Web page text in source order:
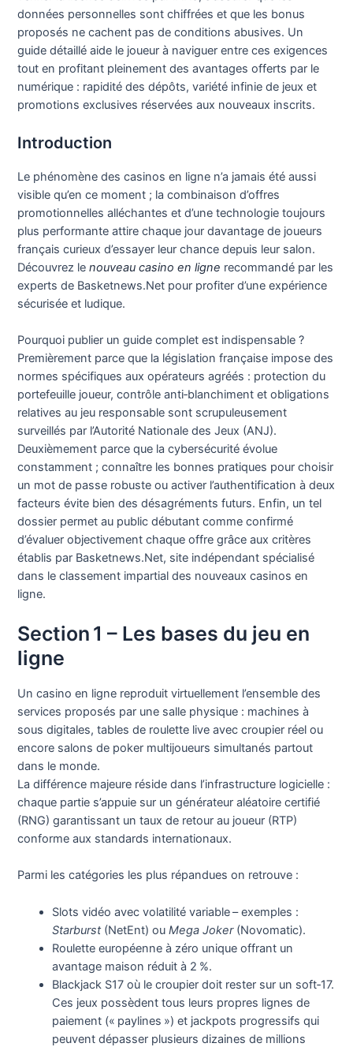
données personnelles sont chiffrées et que les bonus
proposés ne cachent pas de conditions abusives. Un
guide détaillé aide le joueur à naviguer entre ces exigences
tout en profitant pleinement des avantages offerts par le
numérique : rapidité des dépôts, variété infinie de jeux et
promotions exclusives réservées aux nouveaux inscrits.
Introduction
Le phénomène des casinos en ligne n’a jamais été aussi
visible qu’en ce moment ; la combinaison d’offres
promotionnelles alléchantes et d’une technologie toujours
plus performante attire chaque jour davantage de joueurs
français curieux d’essayer leur chance depuis leur salon.
Découvrez lenouveau casino en ligne recommandé par les
experts de Basketnews.Net pour profiter d’une expérience
sécurisée et ludique.
Pourquoi publier un guide complet est indispensable ?
Premièrement parce que la législation française impose des
normes spécifiques aux opérateurs agréés : protection du
portefeuille joueur, contrôle anti‑blanchiment et obligations
relatives au jeu responsable sont scrupuleusement
surveillés par l’Autorité Nationale des Jeux (ANJ).
Deuxièmement parce que la cybersécurité évolue
constamment ; connaître les bonnes pratiques pour choisir
un mot de passe robuste ou activer l’authentification à deux
facteurs évite bien des désagréments futurs. Enfin, un tel
dossier permet au public débutant comme confirmé
d’évaluer objectivement chaque offre grâce aux critères
établis par Basketnews.Net, site indépendant spécialisé
dans le classement impartial des nouveaux casinos en
ligne.
Section 1 – Les bases du jeu en
ligne
Un casino en ligne reproduit virtuellement l’ensemble des
services proposés par une salle physique : machines à
sous digitales, tables de roulette live avec croupier réel ou
encore salons de poker multijoueurs simultanés partout
dans le monde.
La différence majeure réside dans l’infrastructure logicielle :
chaque partie s’appuie sur un générateur aléatoire certifié
(RNG) garantissant un taux de retour au joueur (RTP)
conforme aux standards internationaux.
Parmi les catégories les plus répandues on retrouve :
Slots vidéo avec volatilité variable – exemples :
Starburst(NetEnt) ouMega Joker(Novomatic).
Roulette européenne à zéro unique offrant un
avantage maison réduit à 2 %.
Blackjack S17 où le croupier doit rester sur un soft‑17.
Ces jeux possèdent tous leurs propres lignes de
paiement (« paylines ») et jackpots progressifs qui
peuvent dépasser plusieurs dizaines de millions